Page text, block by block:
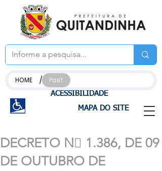
ACESSIBILIDADE
MAPA DO SITE
HOME / Post
DECRETO N 1.386, DE 09
DE OUTUBRO DE